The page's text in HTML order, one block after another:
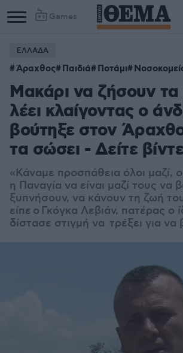
Games
ΕΛΛΑΔΑ
Άραχθος Παιδιά Ποτάμι
Mακάρι να ζήσουν τα
λέει κλαίγοντας ο
βούτηξε στον
τα σώσει - Δείτε
«Κάναμε προσπάθεια όλοι μαζί,
η Παναγία να είναι μαζί τους να
ξυπνήσουν, να κάνουν τη ζωή
είπε ο Γκόγκα Λεβιάν, πατέρας ο
δίστασε στιγμή να τρέξει για να